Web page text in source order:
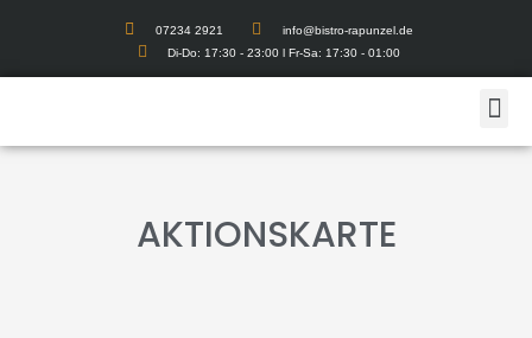
07234 2921
info@bistro-rapunzel.de
Di-Do: 17:30 - 23:00 l Fr-Sa: 17:30 - 01:00
AKTIONSKARTE